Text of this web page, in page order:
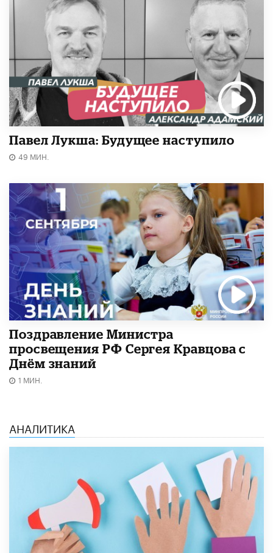
Павел Лукша: Будущее наступило
49 МИН.
Поздравление Министра
просвещения РФ Сергея Кравцова с
Днём знаний
1 МИН.
АНАЛИТИКА